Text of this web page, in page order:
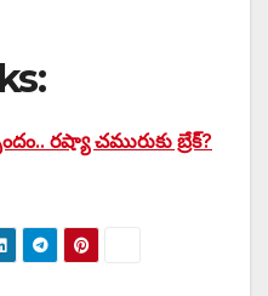
రష్యా చమురుకు బ్రేక్?